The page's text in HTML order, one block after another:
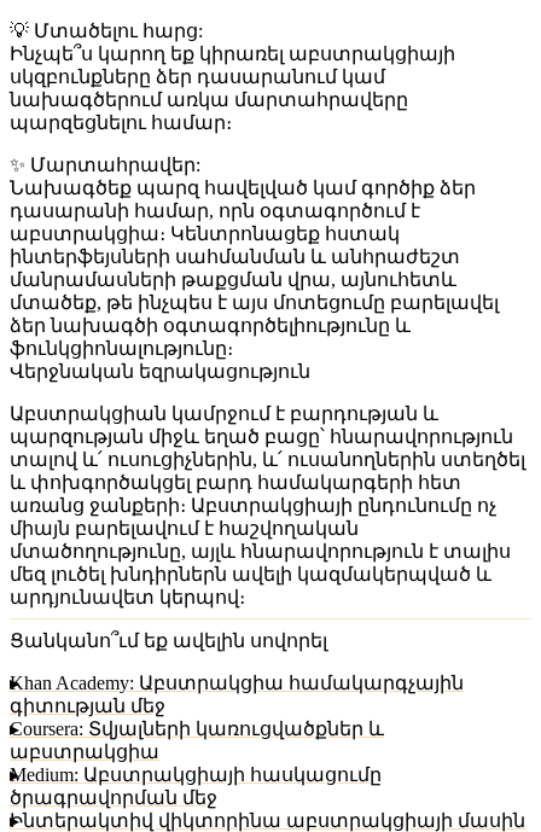
💡 Մտածելու հարց:
Ինչպե՞ս կարող եք կիրառել աբստրակցիայի
սկզբունքները ձեր դասարանում կամ
նախագծերում առկա մարտահրավերը
պարզեցնելու համար։
✨ Մարտահրավեր:
Նախագծեք պարզ հավելված կամ գործիք ձեր
դասարանի համար, որն օգտագործում է
աբստրակցիա։ Կենտրոնացեք հստակ
ինտերֆեյսների սահմանման և անհրաժեշտ
մանրամասների թաքցման վրա, այնուհետև
մտածեք, թե ինչպես է այս մոտեցումը բարելավել
ձեր նախագծի օգտագործելիությունը և
ֆունկցիոնալությունը։
Վերջնական եզրակացություն
Աբստրակցիան կամրջում է բարդության և
պարզության միջև եղած բացը՝ հնարավորություն
տալով և՛ ուսուցիչներին, և՛ ուսանողներին ստեղծել
և փոխգործակցել բարդ համակարգերի հետ
առանց ջանքերի։ Աբստրակցիայի ընդունումը ոչ
միայն բարելավում է հաշվողական
մտածողությունը, այլև հնարավորություն է տալիս
մեզ լուծել խնդիրներն ավելի կազմակերպված և
արդյունավետ կերպով։
Ցանկանո՞ւմ եք ավելին սովորել
Khan Academy: Աբստրակցիա համակարգչային
գիտության մեջ
Coursera: Տվյալների կառուցվածքներ և
աբստրակցիա
Medium: Աբստրակցիայի հասկացումը
ծրագրավորման մեջ
Ինտերակտիվ վիկտորինա աբստրակցիայի մասին